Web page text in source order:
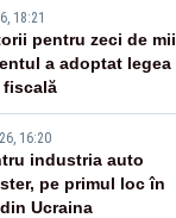
18:21
pentru zeci de mii
a adoptat legea
16:20
industria auto
pe primul loc în
Ucraina